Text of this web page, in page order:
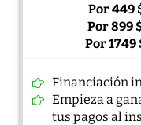
Por 449
Por 899
Por 1749
Financiación
Empieza a
tus pagos al